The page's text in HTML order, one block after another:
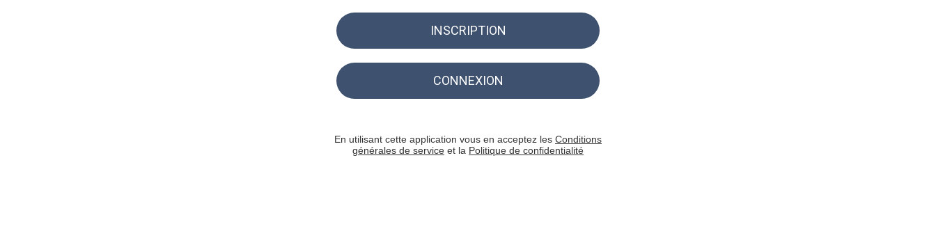
INSCRIPTION
CONNEXION
En utilisant cette application vous en acceptez les Conditions
générales de service et la Politique de confidentialité